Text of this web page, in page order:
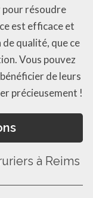
pour résoudre
est efficace et
qualité, que ce
Vous pouvez
de leurs
précieusement !
à Reims